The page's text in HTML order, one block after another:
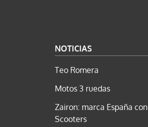
NOTICIAS
Teo Romera
Motos 3 ruedas
Zairon: marca España con
Scooters